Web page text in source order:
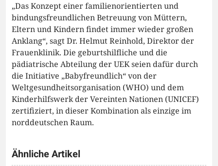
„Das Konzept einer familienorientierten und
bindungsfreundlichen Betreuung von Müttern,
Eltern und Kindern findet immer wieder großen
Anklang“, sagt Dr. Helmut Reinhold, Direktor der
Frauenklinik. Die geburtshilfliche und die
pädiatrische Abteilung der UEK seien dafür durch
die Initiative „Babyfreundlich“ von der
Weltgesundheitsorganisation (WHO) und dem
Kinderhilfswerk der Vereinten Nationen (UNICEF)
zertifiziert, in dieser Kombination als einzige im
norddeutschen Raum.
Ähnliche Artikel